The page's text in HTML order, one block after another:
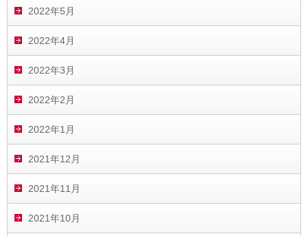
2022年5月
2022年4月
2022年3月
2022年2月
2022年1月
2021年12月
2021年11月
2021年10月